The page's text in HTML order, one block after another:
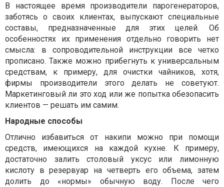
В настоящее время производители парогенераторов,
заботясь о своих клиентах, выпускают специальные
составы, предназначенные для этих целей. Об
особенностях их применения отдельно говорить нет
смысла: в сопроводительной инструкции все четко
прописано. Также можно прибегнуть к универсальным
средствам, к примеру, для очистки чайников, хотя,
фирмы производители этого делать не советуют.
Маркетинговый ли это ход или же попытка обезопасить
клиентов — решать им самим.
Народные способы
Отлично избавиться от накипи можно при помощи
средств, имеющихся на каждой кухне. К примеру,
достаточно залить столовый уксус или лимонную
кислоту в резервуар на четверть его объема, затем
долить до «нормы» обычную воду. После чего